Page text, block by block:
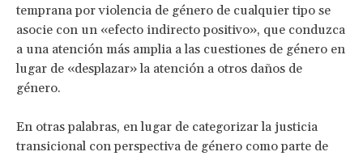
temprana por violencia de género de cualquier tipo se
asocie con un «efecto indirecto positivo», que conduzca
a una atención más amplia a las cuestiones de género en
lugar de «desplazar» la atención a otros daños de
género.
En otras palabras, en lugar de categorizar la justicia
transicional con perspectiva de género como parte de